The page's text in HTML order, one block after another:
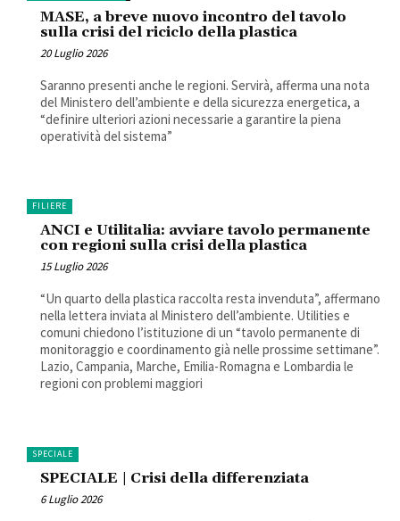
MASE, a breve nuovo incontro del tavolo
sulla crisi del riciclo della plastica
20 Luglio 2026
Saranno presenti anche le regioni. Servirà, afferma una nota
del Ministero dell’ambiente e della sicurezza energetica, a
“definire ulteriori azioni necessarie a garantire la piena
operatività del sistema”
FILIERE
ANCI e Utilitalia: avviare tavolo permanente
con regioni sulla crisi della plastica
15 Luglio 2026
“Un quarto della plastica raccolta resta invenduta”, affermano
nella lettera inviata al Ministero dell’ambiente. Utilities e
comuni chiedono l’istituzione di un “tavolo permanente di
monitoraggio e coordinamento già nelle prossime settimane”.
Lazio, Campania, Marche, Emilia-Romagna e Lombardia le
regioni con problemi maggiori
SPECIALE
SPECIALE | Crisi della differenziata
6 Luglio 2026